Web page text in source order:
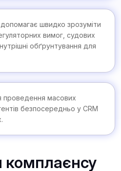
швидко зрозуміти
вимог, судових
обґрунтування для
проведення масових
безпосередньо у CRM
комплаєнсу